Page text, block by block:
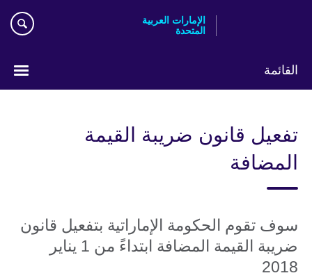
الإمارات العربية
المتحدة
القائمة
تفعيل قانون ضريبة القيمة
المضافة
سوف تقوم الحكومة الإماراتية بتفعيل قانون
ضريبة القيمة المضافة ابتداءً من 1 يناير
2018